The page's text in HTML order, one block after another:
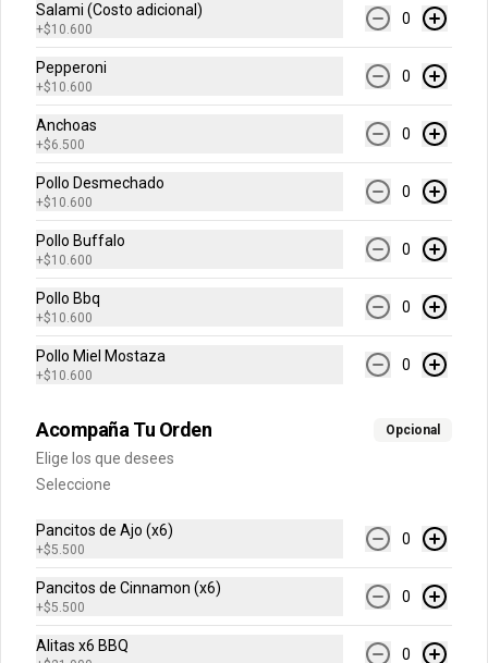
Gaseosa 1.5 Lts
$9.500
Sabores Mora, Mango, Naranja Piña o
Salami (Costo adicional)
+$10.600
0
Pepperoni
+$10.600
0
Anchoas
+$6.500
0
Pollo Desmechado
+$10.600
0
Pollo Buffalo
+$10.600
0
Pollo Bbq
+$10.600
0
Pollo Miel Mostaza
+$10.600
0
Acompaña Tu Orden Opcional
Elige los que desees
Seleccione
Pancitos de Ajo (x6)
+$5.500
0
Pancitos de Cinnamon (x6)
+$5.500
0
Alitas x6 BBQ 0